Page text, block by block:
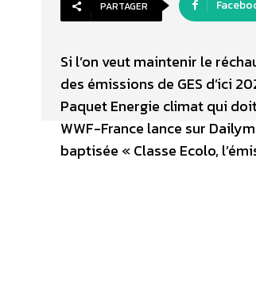
PARTAGER
Si l’on veut maintenir le
des émissions de GES d’ici
Paquet Energie climat qui
WWF-France lance sur
baptisée « Classe Ecolo,